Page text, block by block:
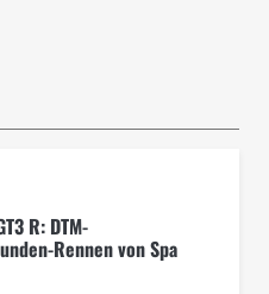
R: DTM-
Rennen von Spa